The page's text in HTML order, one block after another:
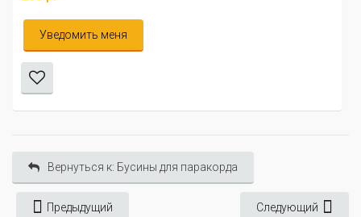
Вернуться к: Бусины для паракорда
Предыдущий Следующий